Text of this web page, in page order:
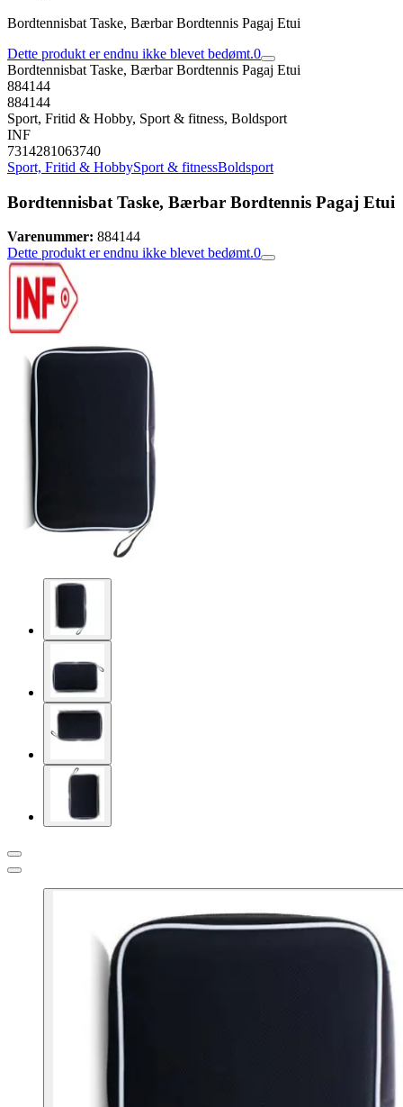
Bordtennisbat Taske, Bærbar Bordtennis Pagaj Etui
Dette produkt er endnu ikke blevet bedømt.0
Bordtennisbat Taske, Bærbar Bordtennis Pagaj Etui
884144
884144
Sport, Fritid & Hobby, Sport & fitness, Boldsport
INF
7314281063740
Sport, Fritid & HobbySport & fitnessBoldsport
Bordtennisbat Taske, Bærbar Bordtennis Pagaj Etui
Varenummer: 884144
Dette produkt er endnu ikke blevet bedømt.0